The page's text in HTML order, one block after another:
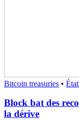
Bitcoin treasuries •
Block bat des
la dérive